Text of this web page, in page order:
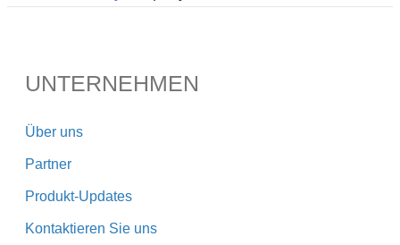
UNTERNEHMEN
Über uns
Partner
Produkt-Updates
Kontaktieren Sie uns